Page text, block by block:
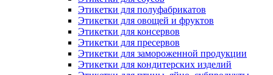
Этикетки для полуфабрикатов
Этикетки для овощей и фруктов
Этикетки для консервов
Этикетки для пресервов
Этикетки для замороженной продукции
Этикетки для кондитерских изделий